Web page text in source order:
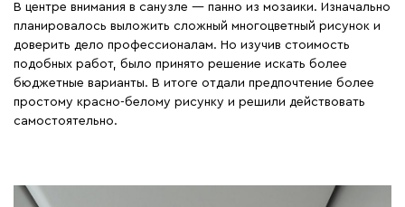
В центре внимания в санузле — панно из мозаики. Изначально
планировалось выложить сложный многоцветный рисунок и
доверить дело профессионалам. Но изучив стоимость
подобных работ, было принято решение искать более
бюджетные варианты. В итоге отдали предпочтение более
простому красно-белому рисунку и решили действовать
самостоятельно.